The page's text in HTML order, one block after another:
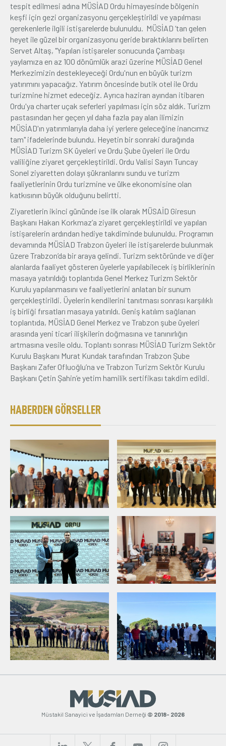
tespit edilmesi adına MÜSİAD Ordu himayesinde bölgenin
keşfi için gezi organizasyonu gerçekleştirildi ve yapılması
gerekenlerle ilgili istişarelerde bulunuldu. MÜSİAD ‘tan gelen
heyet ile güzel bir organizasyonu geride bıraktıklarını belirten
Servet Altaş, "Yapılan istişareler sonucunda Çambaşı
yaylamıza en az 100 dönümlük arazi üzerine MÜSİAD Genel
Merkezimizin destekleyeceği Ordu'nun en büyük turizm
yatırımını yapacağız. Yatırım öncesinde butik otel ile Ordu
turizmine hizmet edeceğiz. Ayrıca haziran ayından itibaren
Ordu'ya charter uçak seferleri yapılması için söz aldık. Turizm
pastasından her geçen yıl daha fazla pay alan ilimizin
MÜSİAD'ın yatırımlarıyla daha iyi yerlere geleceğine inancımız
tam" ifadelerinde bulundu. Heyetin bir sonraki durağında
MÜSİAD Turizm SK üyeleri ve Ordu Şube üyeleri ile Ordu
valiliğine ziyaret gerçekleştirildi. Ordu Valisi Sayın Tuncay
Sonel ziyaretten dolayı şükranlarını sundu ve turizm
faaliyetlerinin Ordu turizmine ve ülke ekonomisine olan
katkısının büyük olduğunu belirtti.
Ziyaretlerin ikinci gününde ise ilk olarak MÜSAİD Giresun
Başkanı Hakan Korkmaz’a ziyaret gerçekleştirildi ve yapılan
istişarelerin ardından hediye takdiminde bulunuldu. Programın
devamında MÜSİAD Trabzon üyeleri ile istişarelerde bulunmak
üzere Trabzon’da bir araya gelindi. Turizm sektöründe ve diğer
alanlarda faaliyet gösteren üyelerle yapılabilecek iş birliklerinin
masaya yatırıldığı toplantıda Genel Merkez Turizm Sektör
Kurulu yapılanmasını ve faaliyetlerini anlatan bir sunum
gerçekleştirildi. Üyelerin kendilerini tanıtması sonrası karşılıklı
iş birliği fırsatları masaya yatırıldı. Geniş katılım sağlanan
toplantıda, MÜSİAD Genel Merkez ve Trabzon şube üyeleri
arasında yeni ticari ilişkilerin doğmasına ve tanınırlığın
artmasına vesile oldu. Toplantı sonrası MÜSİAD Turizm Sektör
Kurulu Başkanı Murat Kundak tarafından Trabzon Şube
Başkanı Zafer Ofluoğlu’na ve Trabzon Turizm Sektör Kurulu
Başkanı Çetin Şahin’e yetim hamilik sertifikası takdim edildi.
HABERDEN GÖRSELLER
Müstakil Sanayici ve İşadamları Derneği © 2018- 2026